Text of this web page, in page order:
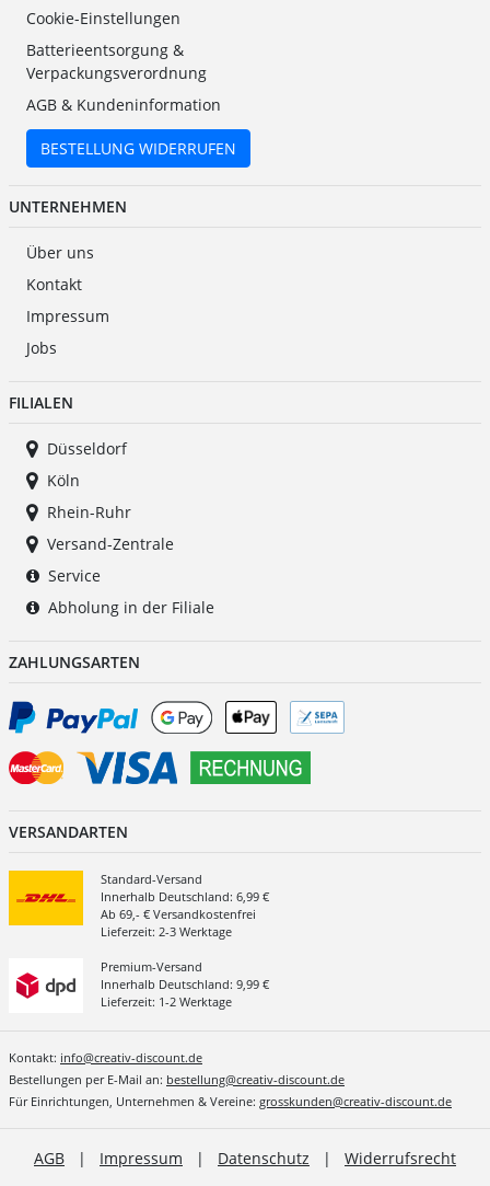
Cookie-Einstellungen
Batterieentsorgung &
Verpackungsverordnung
AGB & Kundeninformation
BESTELLUNG WIDERRUFEN
UNTERNEHMEN
Über uns
Kontakt
Impressum
Jobs
FILIALEN
Düsseldorf
Köln
Rhein-Ruhr
Versand-Zentrale
Service
Abholung in der Filiale
ZAHLUNGSARTEN
VERSANDARTEN
Standard-Versand
Innerhalb Deutschland: 6,99 €
Ab 69,- € Versandkostenfrei
Lieferzeit: 2-3 Werktage
Premium-Versand
Innerhalb Deutschland: 9,99 €
Lieferzeit: 1-2 Werktage
Kontakt: info@creativ-discount.de
Bestellungen per E-Mail an: bestellung@creativ-discount.de
Für Einrichtungen, Unternehmen & Vereine: grosskunden@creativ-discount.de
AGB | Impressum | Datenschutz | Widerrufsrecht